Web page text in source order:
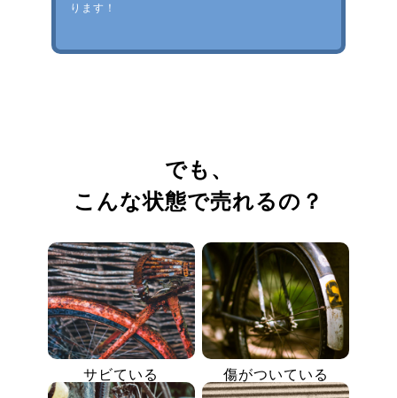
ります！
でも、
こんな状態で売れるの？
サビている 傷がついている